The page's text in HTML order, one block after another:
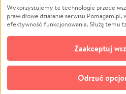
Pomoc Finansowa
Projekty
Pogrzeb
Społeczność lokalna
Kultura
Wykorzystujemy te technologie przede
prawidłowe działanie serwisu
efektywność funkcjonowania. Służą temu
opcjonalnych
technologii do celów analitycznych i
zgodę na ich stosowanie lub jej odmówić.
możliwość zmiany swoich preferencji na
do której link znajdziesz w stopce serwisu
cookie wykorzystywane są w następujących
Odrzuć
Zaakceptuj